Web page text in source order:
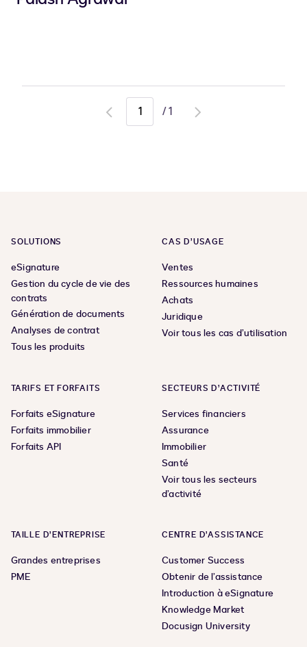
Go
/1
Go
SOLUTIONS
eSignature
Gestion du cycle de vie des
contrats
Génération de documents
Analyses de contrat
Tous les produits
CAS D’USAGE
Ventes
Ressources humaines
Achats
Juridique
Voir tous les cas d’utilisation
TARIFS ET FORFAITS
Forfaits eSignature
Forfaits immobilier
Forfaits API
SECTEURS D’ACTIVITÉ
Services financiers
Assurance
Immobilier
Santé
Voir tous les secteurs
d’activité
TAILLE D’ENTREPRISE
Grandes entreprises
PME
CENTRE D’ASSISTANCE
Customer Success
Obtenir de l’assistance
Introduction à eSignature
Knowledge Market
Docusign University